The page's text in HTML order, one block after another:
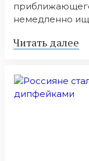
немедленно
Читать далее